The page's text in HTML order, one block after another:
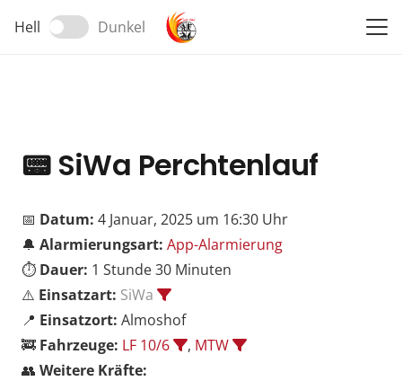
Hell Dunkel
📟SiWa Perchtenlauf
📅 Datum: 4 Januar, 2025 um 16:30 Uhr
🔔 Alarmierungsart: App-Alarmierung
⏱️ Dauer: 1 Stunde 30 Minuten
⚠️ Einsatzart: SiWa
📍 Einsatzort: Almoshof
🚒 Fahrzeuge: LF 10/6 , MTW
👥 Weitere Kräfte: